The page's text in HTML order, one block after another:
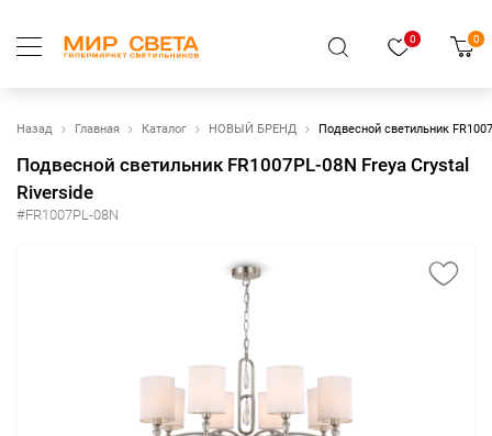
0 0
Назад Главная Каталог НОВЫЙ БРЕНД Подвесной светильник
Подвесной светильник FR1007PL-08N Freya Crystal
Riverside
#FR1007PL-08N